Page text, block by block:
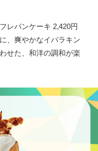
レパンケーキ 2,420円
、爽やかなイバラキン
せた、和洋の調和が楽